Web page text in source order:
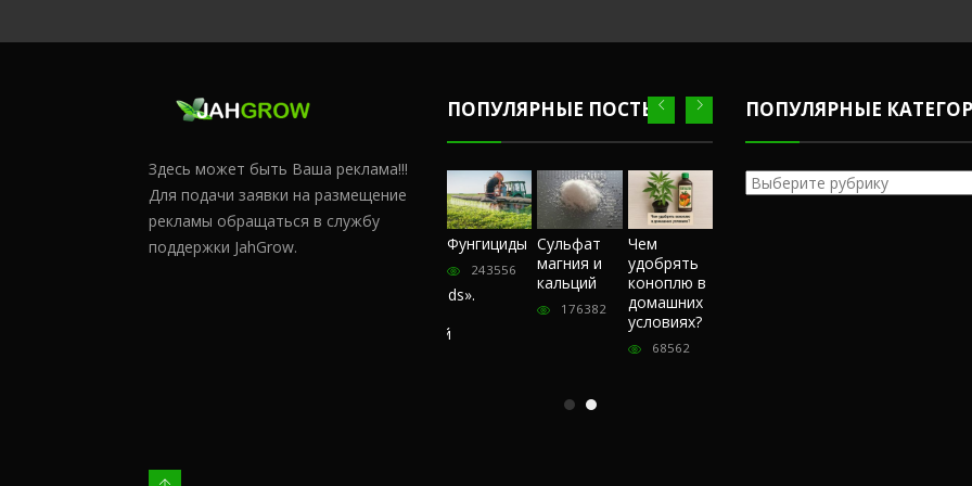
Здесь может быть Ваша реклама!!!
Для подачи заявки на размещение
рекламы обращаться в службу
поддержки JahGrow.
ПОПУЛЯРНЫЕ ПОСТЫ
Сульфат
магния и
Чем
Честный
«Hohlandseeds».
покупателей
Фунгициды
243556
Сульфат
магния и
кальций
176382
Чем
удобрять
коноплю в
домашних
условиях?
68562
ПОПУЛЯРНЫЕ
Популярные